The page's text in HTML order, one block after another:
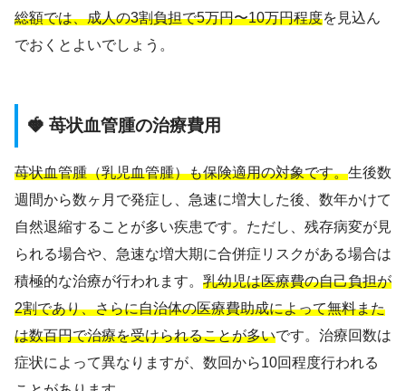
総額では、成人の3割負担で5万円〜10万円程度を見込ん
でおくとよいでしょう。
🍓 苺状血管腫の治療費用
苺状血管腫（乳児血管腫）も保険適用の対象です。生後数
週間から数ヶ月で発症し、急速に増大した後、数年かけて
自然退縮することが多い疾患です。ただし、残存病変が見
られる場合や、急速な増大期に合併症リスクがある場合は
積極的な治療が行われます。 乳幼児は医療費の自己負担が
2割であり、さらに自治体の医療費助成によって無料また
は数百円で治療を受けられることが多いです。治療回数は
症状によって異なりますが、数回から10回程度行われる